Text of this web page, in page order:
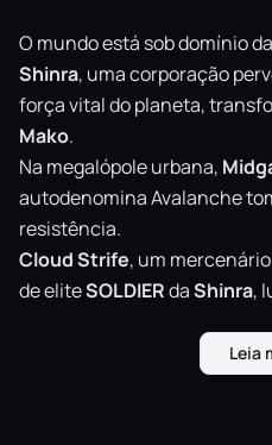
O mundo está sob domínio
Shinra, uma corporação
força vital do planeta,
Mako.
Na megalópole urbana,
autodenomina Avalanche
resistência.
CloudStrife, um
de eliteSOLDIERdaShinra,
pelo destino do planeta, Leia